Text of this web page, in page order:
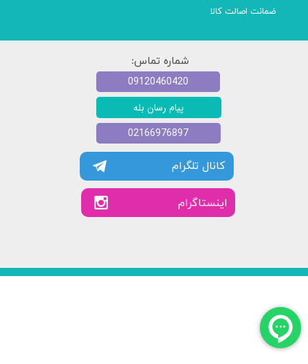
ضمانت اصالت کالا
شماره تماس:
کانال تلگرام
​​اینستاگرام
پیام رسان بله
09120460420
02166976897